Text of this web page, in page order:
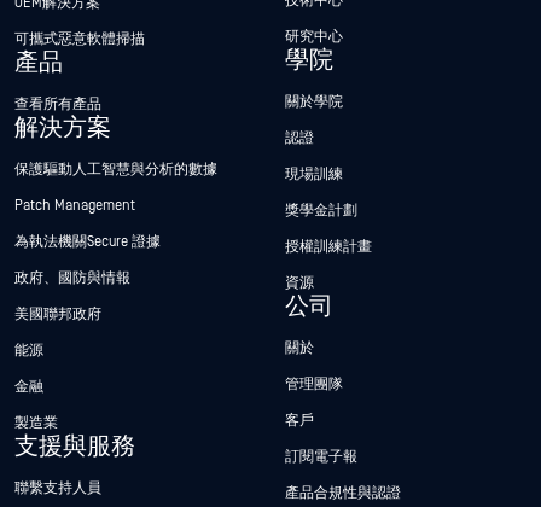
OEM解決方案
可攜式惡意軟體掃描
產品
查看所有產品
解決方案
保護驅動人工智慧與分析的數據
Patch Management
為執法機關Secure 證據
政府、國防與情報
美國聯邦政府
能源
金融
製造業
支援與服務
聯繫支持人員
研究中心
學院
關於學院
認證
現場訓練
獎學金計劃
授權訓練計畫
資源
公司
關於
管理團隊
客戶
訂閱電子報
產品合規性與認證